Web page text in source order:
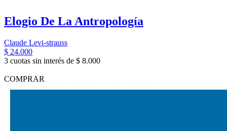
Elogio De La Antropología
Claude Levi-strauss
$ 24.000
3 cuotas sin interés de $ 8.000
COMPRAR